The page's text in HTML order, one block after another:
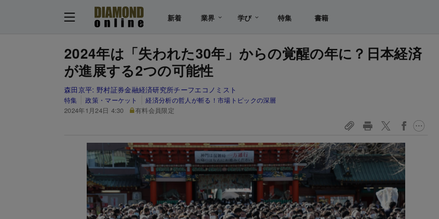
新着 業界 学び 特集 書籍
2024年は「失われた30年」からの覚醒の年に？日本経済
が進展する2つの可能性
森田京平: 野村証券金融経済研究所チーフエコノミスト
特集 政策・マーケット
経済分析の哲人が斬る！市場トピックの深層
2024年1月24日 4:30
有料会員限定